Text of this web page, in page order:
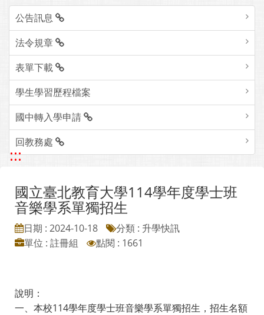
公告訊息
法令規章
表單下載
學生學習歷程檔案
國中轉入學申請
回教務處
:::
國立臺北教育大學114學年度學士班
音樂學系單獨招生
日期 : 2024-10-18
分類 : 升學快訊
單位 : 註冊組
點閱 : 1661
說明：
一、本校114學年度學士班音樂學系單獨招生，招生名額